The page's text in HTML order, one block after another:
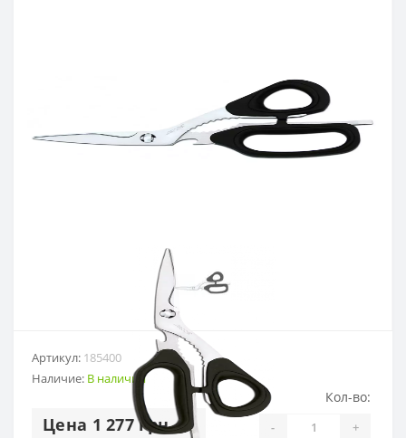
Артикул: 185400
Наличие: В наличии
Цена 1 277 грн.
Кол-во:
- +